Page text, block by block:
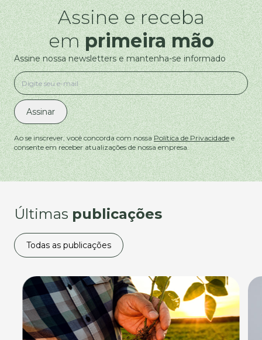
Assine e receba
emprimeira mão
Assine nossa newsletters e mantenha-se informado
Assinar
Ao se inscrever, você concorda com nossaPolítica de Privacidadee
consente em receber atualizações de nossa empresa.
Últimas publicações
Todas as publicações